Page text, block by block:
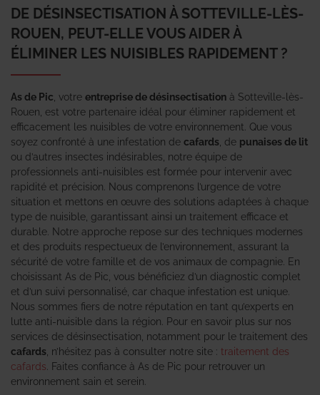
DE DÉSINSECTISATION À SOTTEVILLE-LÈS-
ROUEN, PEUT-ELLE VOUS AIDER À
ÉLIMINER LES NUISIBLES RAPIDEMENT ?
As de Pic , votre entreprise de désinsectisation à Sotteville-lès-
Rouen, est votre partenaire idéal pour éliminer rapidement et
efficacement les nuisibles de votre environnement. Que vous
soyez confronté à une infestation de cafards , de punaises de lit
ou d’autres insectes indésirables, notre équipe de
professionnels anti-nuisibles est formée pour intervenir avec
rapidité et précision. Nous comprenons l’urgence de votre
situation et mettons en œuvre des solutions adaptées à chaque
type de nuisible, garantissant ainsi un traitement efficace et
durable. Notre approche repose sur des techniques modernes
et des produits respectueux de l’environnement, assurant la
sécurité de votre famille et de vos animaux de compagnie. En
choisissant As de Pic, vous bénéficiez d’un diagnostic complet
et d’un suivi personnalisé, car chaque infestation est unique.
Nous sommes fiers de notre réputation en tant qu’experts en
lutte anti-nuisible dans la région. Pour en savoir plus sur nos
services de désinsectisation, notamment pour le traitement des
cafards , n’hésitez pas à consulter notre site : traitement des
cafards . Faites confiance à As de Pic pour retrouver un
environnement sain et serein.